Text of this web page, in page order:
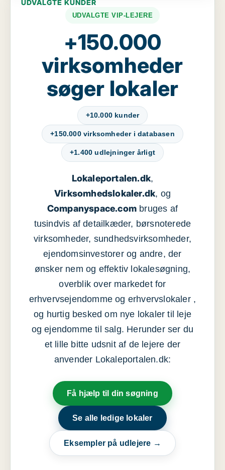
UDVALGTE KUNDER
UDVALGTE VIP-LEJERE
+150.000
virksomheder
søger lokaler
+10.000 kunder
+150.000 virksomheder i databasen
+1.400 udlejninger årligt
Lokaleportalen.dk,
Virksomhedslokaler.dk, og
Companyspace.com bruges af
tusindvis af detailkæder, børsnoterede
virksomheder, sundhedsvirksomheder,
ejendomsinvestorer og andre, der
ønsker nem og effektiv lokalesøgning,
overblik over markedet for
erhvervsejendomme og erhvervslokaler ,
og hurtig besked om nye lokaler til leje
og ejendomme til salg. Herunder ser du
et lille bitte udsnit af de lejere der
anvender Lokaleportalen.dk:
Få hjælp til din søgning
Se alle ledige lokaler
Eksempler på udlejere →